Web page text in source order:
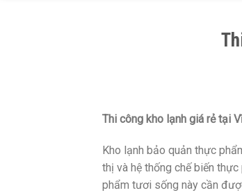
Thi công kho lạnh giá rẻ tại
Kho lạnh bảo quản thực
thị và hệ thống chế biến
phẩm tươi sống này cần